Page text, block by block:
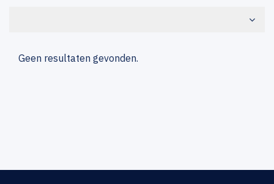
Geen resultaten gevonden.